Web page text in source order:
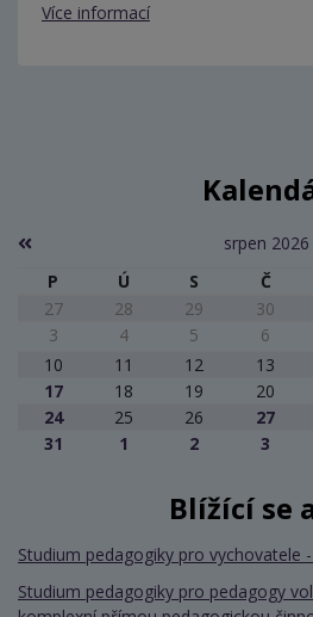
Více informací
srpen 2026
P
Ú S Č
27
28 29 30
3
4 5 6
10 11 12 13
17
18 19 20
24
25 26 27
31
1 2 3
Blížící se
Studium pedagogiky pro vychovatele
Studium pedagogiky pro pedagogy